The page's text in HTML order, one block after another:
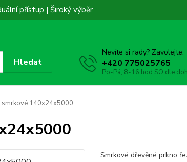
přístup | Široký výběr
Hledat
Nevíte si rady? Zavolejte.
+420 775025765
Po-Pá, 8-16 hod SO dle
smrkové 140x24x5000
Smrkové dřevěné prkno